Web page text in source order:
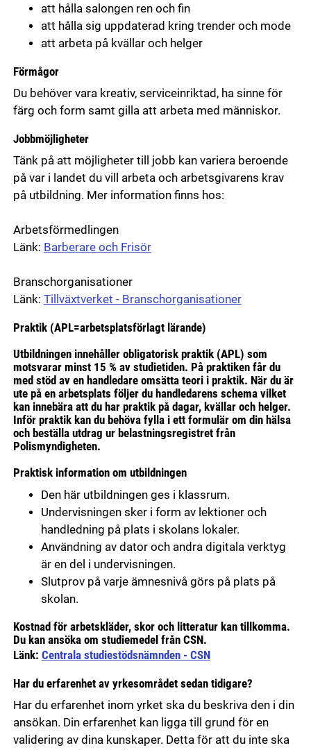
att hålla salongen ren och fin
att hålla sig uppdaterad kring trender och mode
att arbeta på kvällar och helger
Förmågor
Du behöver vara kreativ, serviceinriktad, ha sinne för
färg och form samt gilla att arbeta med människor.
Jobbmöjligheter
Tänk på att möjligheter till jobb kan variera beroende
på var i landet du vill arbeta och arbetsgivarens krav
på utbildning. Mer information finns hos:
Arbetsförmedlingen
Länk: Barberare och Frisör
Branschorganisationer
Länk: Tillväxtverket - Branschorganisationer
Praktik (APL=arbetsplatsförlagt lärande)
Utbildningen innehåller obligatorisk praktik (APL) som
motsvarar minst 15 % av studietiden. På praktiken får du
med stöd av en handledare omsätta teori i praktik. När du är
ute på en arbetsplats följer du handledarens schema vilket
kan innebära att du har praktik på dagar, kvällar och helger.
Inför praktik kan du behöva fylla i ett formulär om din hälsa
och beställa utdrag ur belastningsregistret från
Polismyndigheten.
Praktisk information om utbildningen
Den här utbildningen ges i klassrum.
Undervisningen sker i form av lektioner och
handledning på plats i skolans lokaler.
Användning av dator och andra digitala verktyg
är en del i undervisningen.
Slutprov på varje ämnesnivå görs på plats på
skolan.
Kostnad för arbetskläder, skor och litteratur kan tillkomma.
Du kan ansöka om studiemedel från CSN.
Länk: Centrala studiestödsnämnden - CSN
Har du erfarenhet av yrkesområdet sedan tidigare?
Har du erfarenhet inom yrket ska du beskriva den i din
ansökan. Din erfarenhet kan ligga till grund för en
validering av dina kunskaper. Detta för att du inte ska